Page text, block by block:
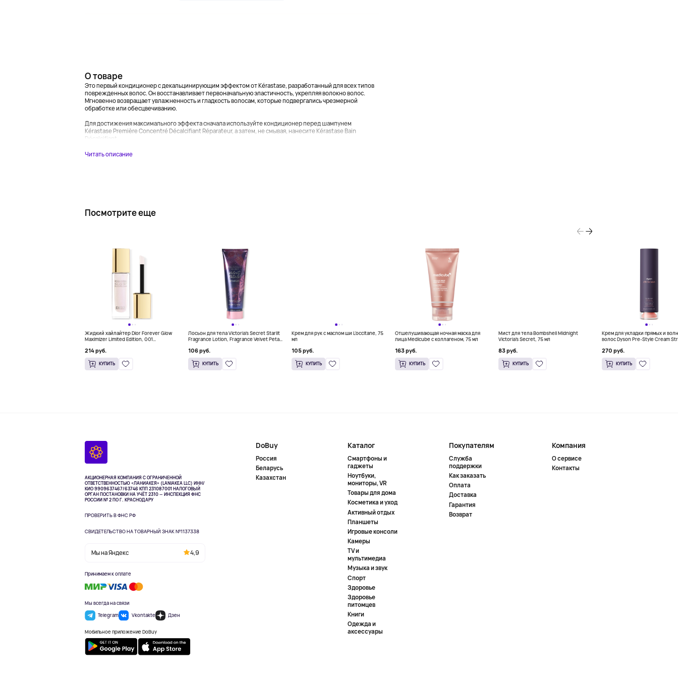
О товаре
Это первый кондиционер с декальцинирующим эффектом от Kérastase, разработанный для всех типов
поврежденных волос. Он восстанавливает первоначальную эластичность, укрепляя волокно волос.
Мгновенно возвращает увлажненность и гладкость волосам, которые подвергались чрезмерной
обработке или обесцвечиванию.
Для достижения максимального эффекта сначала используйте кондиционер перед шампунем
Kérastase Première Concentré Décalcifiant Réparateur, а затем, не смывая, нанесите Kérastase Bain
Décalcifiant...
Читать описание
Посмотрите еще
Жидкий хайлайтер Dior Forever Glow
Maximizer Limited Edition, 001
214 руб.
КУПИТЬ
Лосьон для тела Victoria's Secret Starlit
Fragrance Lotion, Fragrance Velvet Petals
106 руб.
КУПИТЬ
Крем для рук с маслом ши L'occitane, 75
мл
105 руб.
КУПИТЬ
Отшелушивающая ночная маска для
лица Medicube с коллагеном, 75 мл
163 руб.
КУПИТЬ
Мист для тела Bombshell Midnight
Victoria’s Secret, 75 мл
83 руб.
КУПИТЬ
Крем для укладки прямых и
волос Dyson Pre-Style Cream
270 руб.
КУПИТЬ
АКЦИОНЕРНАЯ КОМПАНИЯ С ОГРАНИЧЕННОЙ
ОТВЕТСТВЕННОСТЬЮ «ЛАНИАКЕЯ» (LANIAKEA LLC) ИНН/
КИО 9909637467/63746 КПП 231087001НАЛОГОВЫЙ
ОРГАН ПОСТАНОВКИ НА УЧЁТ 2310 — ИНСПЕКЦИЯ ФНС
РОССИИ № 2 ПО Г. КРАСНОДАРУ
ПРОВЕРИТЬ В ФНС РФ
СВИДЕТЕЛЬСТВО НА ТОВАРНЫЙ ЗНАК №1137338
Мы на Яндекс 4,9
Принимаем к оплате
Мы всегда на связи
Telegram
Vkontakte Дзен
Мобильное приложение DoBuy
DoBuy
Россия
Беларусь
Казахстан
Каталог
Смартфоны и
гаджеты
Ноутбуки,
мониторы, VR
Товары для дома
Косметика и уход
Активный отдых
Планшеты
Игровые консоли
Камеры
TV и
мультимедиа
Музыка и звук
Спорт
Здоровье
Здоровье
питомцев
Книги
Одежда и
аксессуары
Покупателям
Служба
поддержки
Как заказать
Оплата
Доставка
Гарантия
Возврат
Компания
О сервисе
Контакты